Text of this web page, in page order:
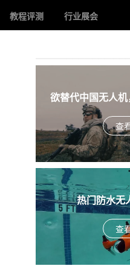
教程评测 行业展会
欲替代中国无人
场，盘点入围美军
查
热门防水无
查